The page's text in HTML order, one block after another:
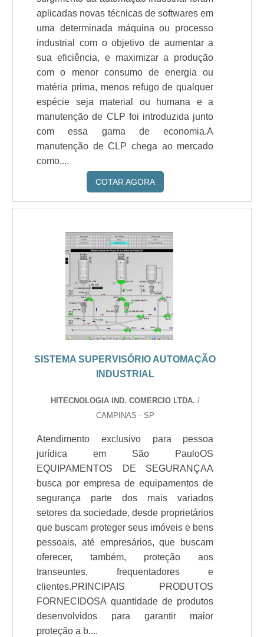
aplicadas novas técnicas de softwares em
uma determinada máquina ou processo
industrial com o objetivo de aumentar a
sua eficiência, e maximizar a produção
com o menor consumo de energia ou
matéria prima, menos refugo de qualquer
espécie seja material ou humana e a
manutenção de CLP foi introduzida junto
com essa gama de economia.A
manutenção de CLP chega ao mercado
como....
COTAR AGORA
SISTEMA SUPERVISÓRIO AUTOMAÇÃO
INDUSTRIAL
HITECNOLOGIA IND. COMERCIO LTDA. /
CAMPINAS - SP
Atendimento exclusivo para pessoa
jurídica em São PauloOS
EQUIPAMENTOS DE SEGURANÇAA
busca por empresa de equipamentos de
segurança parte dos mais variados
setores da sociedade, desde proprietários
que buscam proteger seus imóveis e bens
pessoais, até empresários, que buscam
oferecer, também, proteção aos
transeuntes, frequentadores e
clientes.PRINCIPAIS PRODUTOS
FORNECIDOSA quantidade de produtos
desenvolvidos para garantir maior
proteção a b....